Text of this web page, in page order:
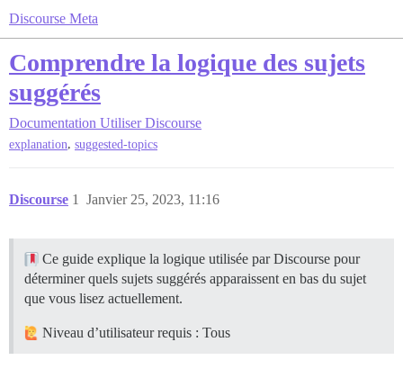
Discourse Meta
Comprendre la logique des sujets
suggérés
Documentation Utiliser Discourse
explanation, suggested-topics
Discourse Janvier 25, 2023, 11:16
1
Ce guide explique la logique utilisée par Discourse pour
déterminer quels sujets suggérés apparaissent en bas du sujet
que vous lisez actuellement.
Niveau d’utilisateur requis : Tous